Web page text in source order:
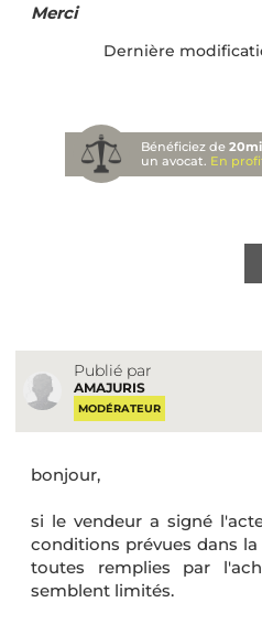
Merci
Dernière
Bénéficiez de
un avocat. En
Publié par
AMAJURIS
MODÉRATEUR
bonjour,
si le vendeur a signé
conditions prévues dans
toutes remplies par
semblent limités.